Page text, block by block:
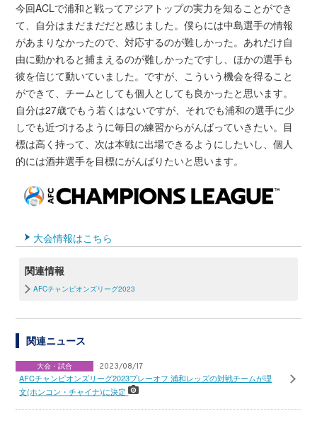
今回ACLで浦和と戦ってアジアトップの実力を知ることができ
て、自分はまだまだだと感じました。僕らには中島選手の情報
があまりなかったので、対応するのが難しかった。あれだけ自
由に動かれると捕まえるのが難しかったですし、ほかの選手も
彼を信じて動いていました。ですが、こういう機会を得ること
ができて、チームとしても個人としても良かったと思います。
自分は27歳でもう若くはないですが、それでも浦和の選手に少
しでも近づけるように毎日の練習からがんばっていきたい。目
標は高く持って、次は本戦に出場できるようにしたいし、個人
的には酒井選手を目標にがんばりたいと思います。
大会情報はこちら
関連情報
AFCチャンピオンズリーグ2023
関連ニュース
大会・試合 2023/08/17
AFCチャンピオンズリーグ2023プレーオフ 浦和レッズの対戦チームが理
文(ホンコン・チャイナ)に決定